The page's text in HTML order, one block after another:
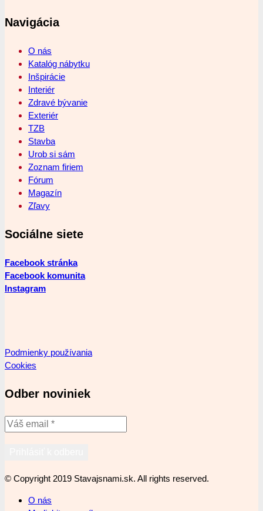
Navigácia
O nás
Katalóg nábytku
Inšpirácie
Interiér
Zdravé bývanie
Exteriér
TZB
Stavba
Urob si sám
Zoznam firiem
Fórum
Magazín
Zľavy
Sociálne siete
Facebook stránka
Facebook komunita
Instagram
Podmienky používania
Cookies
Odber noviniek
© Copyright 2019 Stavajsnami.sk. All rights reserved.
O nás